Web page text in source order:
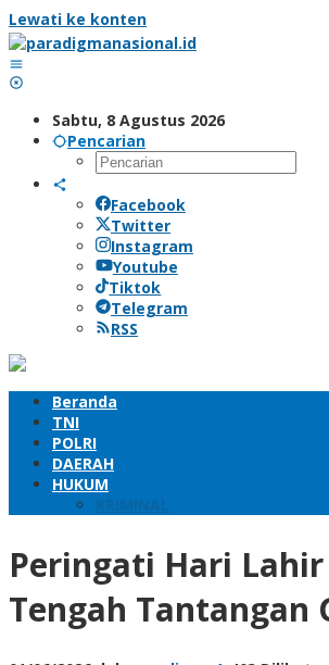
Lewati ke konten
Sabtu, 8 Agustus 2026
Pencarian
Facebook
Twitter
Instagram
Youtube
Tiktok
Telegram
RSS
Beranda
TNI
POLRI
DAERAH
HUKUM
KRIMINAL
Peringati Hari
Tengah Tantangan